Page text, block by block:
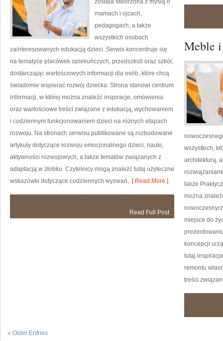
została stworzona z myślą o
mamach i ojcach,
pedagogach, a także
wszystkich osobach
zainteresowanych edukacją dzieci. Serwis koncentruje się
na tematyce placówek opiekuńczych, przedszkoli oraz szkół,
dostarczając wartościowych informacji dla osób, które chcą
świadomie wspierać rozwój dziecka. Strona stanowi centrum
informacji, w której można znaleźć inspiracje, omówienia
oraz wartościowe treści związane z edukacją, wychowaniem
i codziennym funkcjonowaniem dzieci na różnych etapach
rozwoju. Na stronach serwisu publikowane są rozbudowane
artykuły dotyczące rozwoju emocjonalnego dzieci, nauki,
aktywności rozwojowych, a także tematów związanych z
adaptacją w żłobku. Czytelnicy mogą znaleźć tutaj użyteczne
wskazówki dotyczące codziennych wyzwań, [ Read More ]
Read Full Post
Meble
wszystkich,
architekturą,
także
można
miejsce do
koncepcji
tutaj
remontu
treści
« Older Entries